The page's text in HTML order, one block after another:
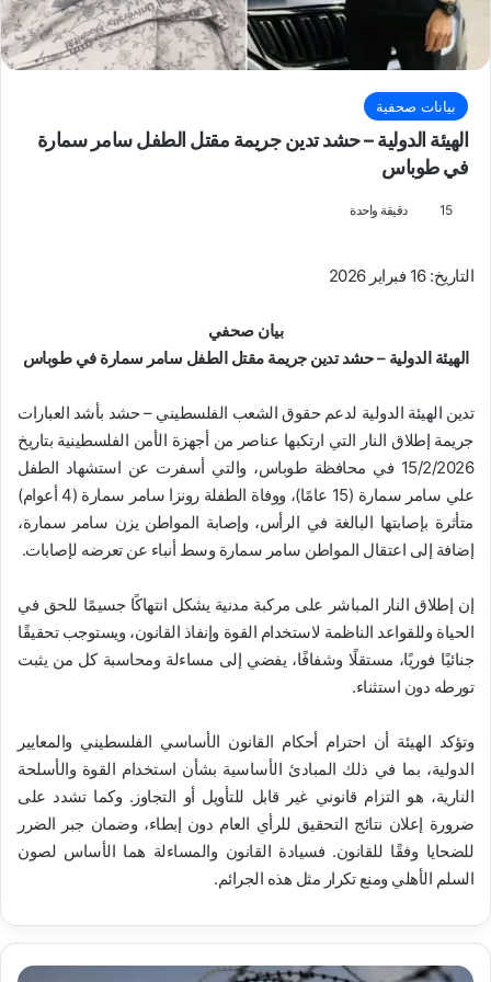
بيانات صحفية
الهيئة الدولية – حشد تدين جريمة مقتل الطفل سامر سمارة
في طوباس
15 دقيقة واحدة
التاريخ: 16 فبراير 2026
بيان صحفي
الهيئة الدولية – حشد تدين جريمة مقتل الطفل سامر سمارة في طوباس
تدين الهيئة الدولية لدعم حقوق الشعب الفلسطيني – حشد بأشد العبارات
جريمة إطلاق النار التي ارتكبها عناصر من أجهزة الأمن الفلسطينية بتاريخ
15/2/2026 في محافظة طوباس، والتي أسفرت عن استشهاد الطفل
علي سامر سمارة (15 عامًا)، ووفاة الطفلة رونزا سامر سمارة (4 أعوام)
متأثرة بإصابتها البالغة في الرأس، وإصابة المواطن يزن سامر سمارة،
إضافة إلى اعتقال المواطن سامر سمارة وسط أنباء عن تعرضه لإصابات.
إن إطلاق النار المباشر على مركبة مدنية يشكل انتهاكًا جسيمًا للحق في
الحياة وللقواعد الناظمة لاستخدام القوة وإنفاذ القانون، ويستوجب تحقيقًا
جنائيًا فوريًا، مستقلًا وشفافًا، يفضي إلى مساءلة ومحاسبة كل من يثبت
تورطه دون استثناء.
وتؤكد الهيئة أن احترام أحكام القانون الأساسي الفلسطيني والمعايير
الدولية، بما في ذلك المبادئ الأساسية بشأن استخدام القوة والأسلحة
النارية، هو التزام قانوني غير قابل للتأويل أو التجاوز. وكما تشدد على
ضرورة إعلان نتائج التحقيق للرأي العام دون إبطاء، وضمان جبر الضرر
للضحايا وفقًا للقانون. فسيادة القانون والمساءلة هما الأساس لصون
السلم الأهلي ومنع تكرار مثل هذه الجرائم.
ا